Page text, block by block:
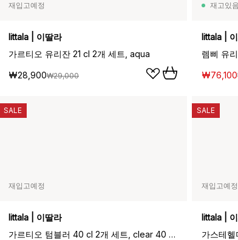
재입고예정
Iittala | 이딸라
가르티오 유리잔 21 cl 2개 세트, aqua
₩28,900₩29,000
재고있음
Iittala |
렘삐 유
₩76,100
재입고예정
Iittala | 이딸라
가르티오 텀블러 40 cl 2개 세트, clear 40 cl 2개 세트
SALE
재입고예정
Iittala |
SALE